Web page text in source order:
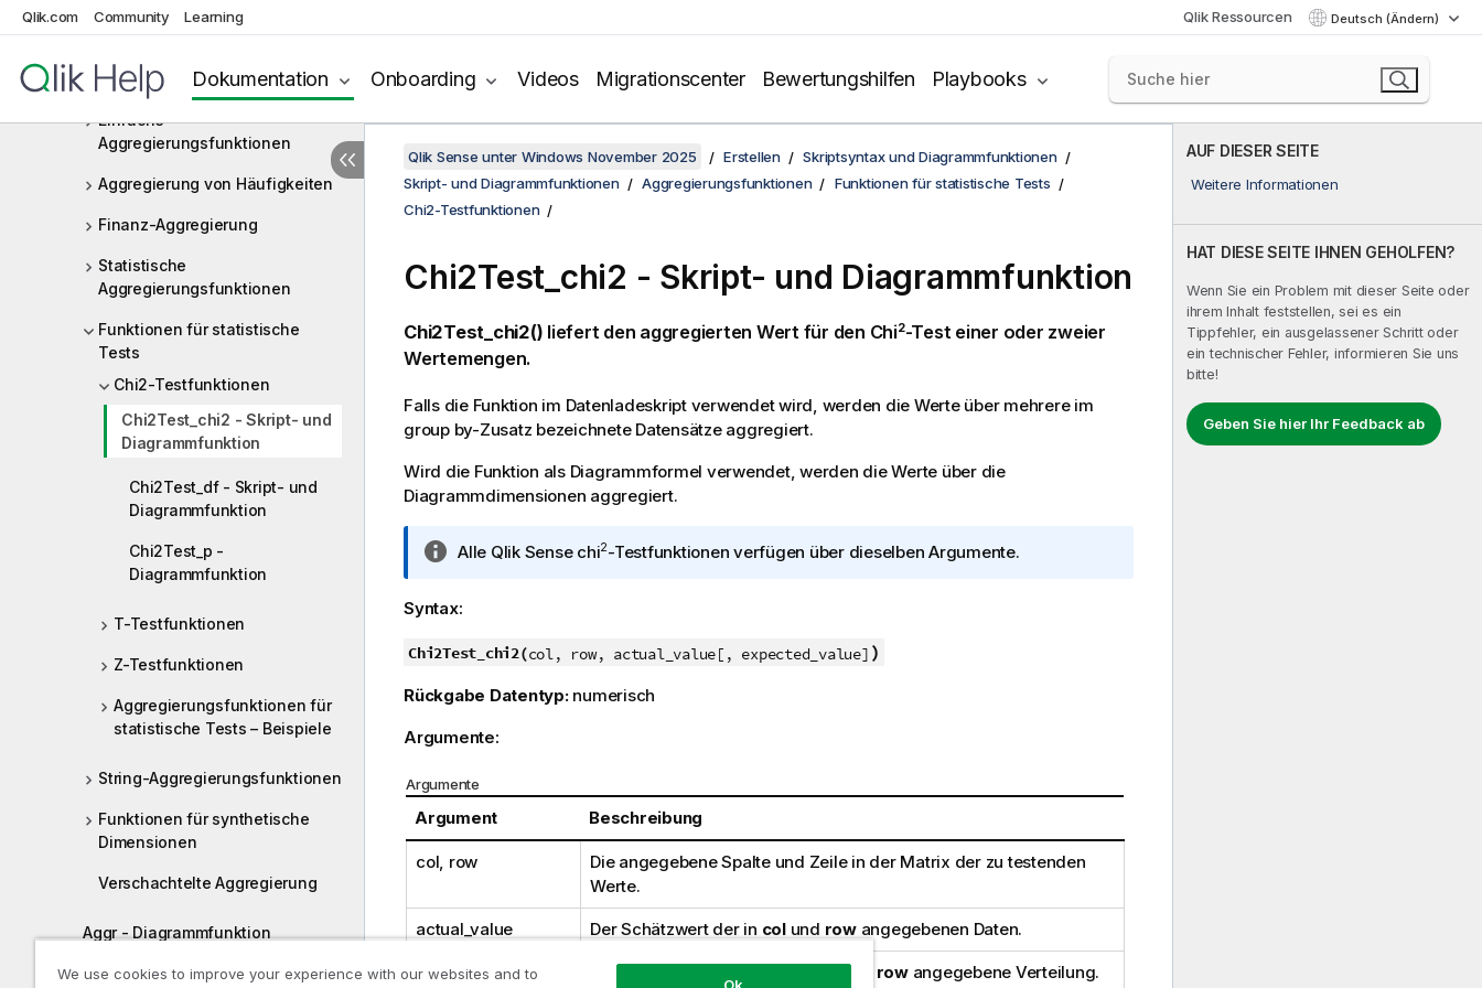
Qlik.com Community Learning Qlik Ressourcen Deutsch (Ändern)
Dokumentation Onboarding Videos Migrationscenter Bewertungshilfen Playbooks
Operatoren
Aggregierungsfunktionen
Einfache
Aggregierungsfunktionen
Aggregierung von Häufigkeiten
Finanz-Aggregierung
Statistische
Aggregierungsfunktionen
Funktionen für statistische
Tests
Chi2-Testfunktionen
Chi2Test_chi2 - Skript- und
Diagrammfunktion
Chi2Test_df - Skript- und
Diagrammfunktion
Chi2Test_p -
Diagrammfunktion
T-Testfunktionen
Z-Testfunktionen
Aggregierungsfunktionen für
statistische Tests – Beispiele
String-Aggregierungsfunktionen
Funktionen für synthetische
Dimensionen
Verschachtelte Aggregierung
Aggr - Diagrammfunktion
Farbfunktionen
AUF DIESER SEITE
Weitere Informationen
HAT DIESE SEITE IHNEN GEHOLFEN?
Wenn Sie ein Problem mit dieser Seite oder
ihrem Inhalt feststellen, sei es ein
Tippfehler, ein ausgelassener Schritt oder
ein technischer Fehler, informieren Sie uns
bitte!
Geben Sie hier Ihr Feedback ab
Qlik Sense unter Windows November 2025 Erstellen
Skriptsyntax und Diagrammfunktionen
Skript- und Diagrammfunktionen
Aggregierungsfunktionen
Funktionen für statistische Tests
Chi2-Testfunktionen
Chi2Test_chi2 - Skript- und Diagrammfunktion
Chi2Test_chi2() liefert den aggregierten Wert für den Chi2-Test einer oder zweier
Wertemengen.
Falls die Funktion im Datenladeskript verwendet wird, werden die Werte über mehrere im
group by-Zusatz bezeichnete Datensätze aggregiert.
Wird die Funktion als Diagrammformel verwendet, werden die Werte über die
Diagrammdimensionen aggregiert.
I
r
a
i
n
s
h
i
w
e
Alle Qlik Sense chi2-Testfunktionen verfügen über dieselben Argumente.
Syntax:
Chi2Test_chi2(col, row, actual_value[, expected_value] )
Rückgabe Datentyp: numerisch
Argumente:
Argumente
Argument Beschreibung
col, row
Die angegebene Spalte und Zeile in der Matrix der zu testenden
Werte.
actual_value Der Schätzwert der in colund rowangegebenen Daten.
expected_value Der erwartete Wert für die in und rowangegebene Verteilung.
We use cookies to improve your experience with our websites and to